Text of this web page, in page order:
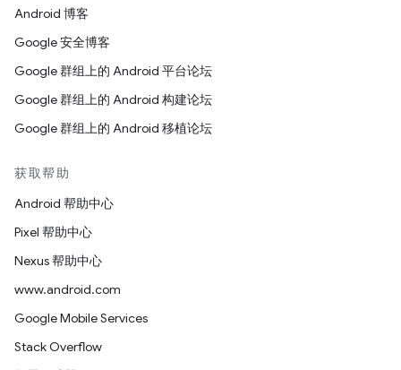
Android 博客
Google 安全博客
Google 群组上的 Android 平台论坛
Google 群组上的 Android 构建论坛
Google 群组上的 Android 移植论坛
获取帮助
Android 帮助中心
Pixel 帮助中心
Nexus 帮助中心
www.android.com
Google Mobile Services
Stack Overflow